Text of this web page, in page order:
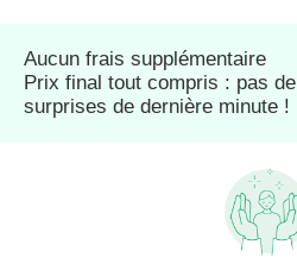
Aucun frais supplémentaire
Prix final tout compris : pas de
surprises de dernière minute !